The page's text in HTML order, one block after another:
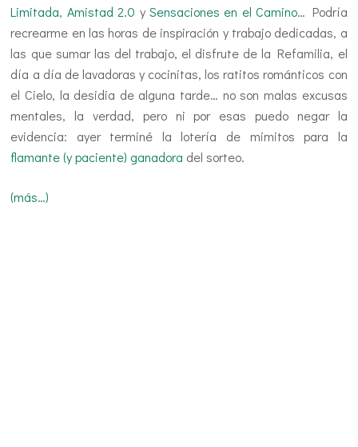
Limitada, Amistad 2.0 y Sensaciones en el Camino… Podría
recrearme en las horas de inspiración y trabajo dedicadas, a
las que sumar las del trabajo, el disfrute de la Refamilia, el
día a día de lavadoras y cocinitas, los ratitos románticos con
el Cielo, la desidia de alguna tarde… no son malas excusas
mentales, la verdad, pero ni por esas puedo negar la
evidencia: ayer terminé la lotería de mimitos para la
flamante (y paciente) ganadora del sorteo.
(más…)